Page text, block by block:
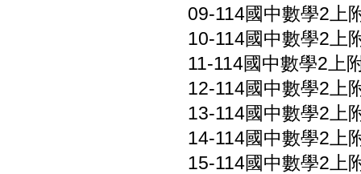
09-114國中數學2上
10-114國中數學2上
11-114國中數學2上
12-114國中數學2上
13-114國中數學2上
14-114國中數學2上
15-114國中數學2上